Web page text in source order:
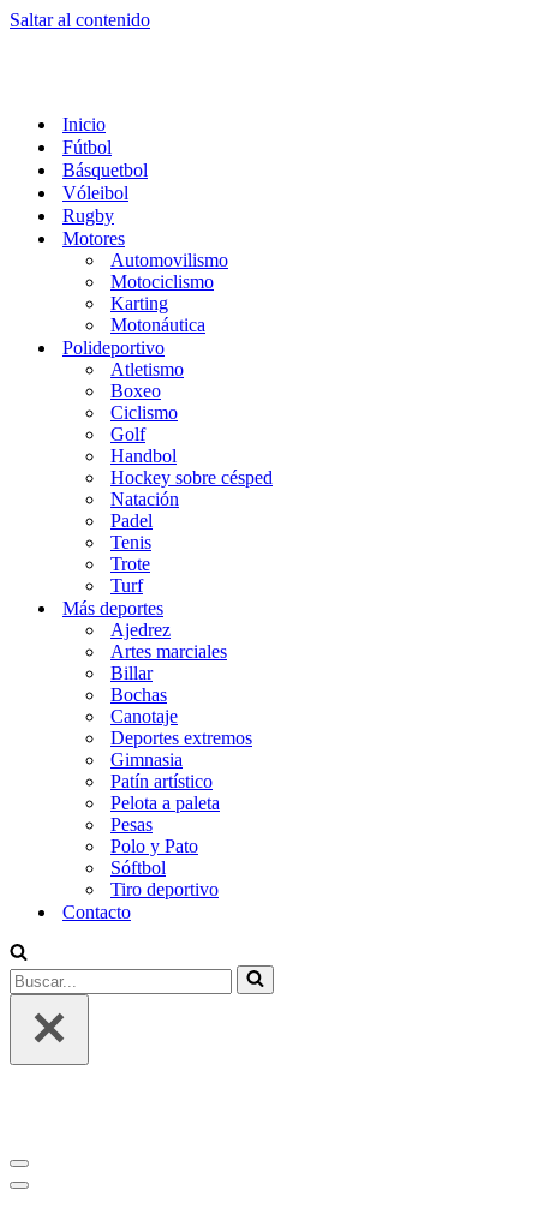
Saltar al contenido
Inicio
Fútbol
Básquetbol
Vóleibol
Rugby
Motores
Automovilismo
Motociclismo
Karting
Motonáutica
Polideportivo
Atletismo
Boxeo
Ciclismo
Golf
Handbol
Hockey sobre césped
Natación
Padel
Tenis
Trote
Turf
Más deportes
Ajedrez
Artes marciales
Billar
Bochas
Canotaje
Deportes extremos
Gimnasia
Patín artístico
Pelota a paleta
Pesas
Polo y Pato
Sóftbol
Tiro deportivo
Contacto
Buscar...
Menú
de
Menú